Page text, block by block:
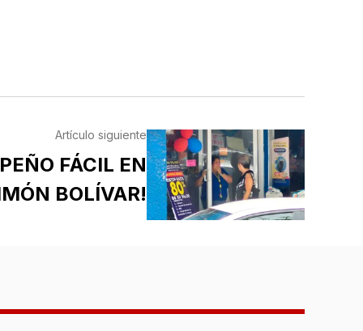
Artículo siguiente
FÁCIL EN
BOLÍVAR!